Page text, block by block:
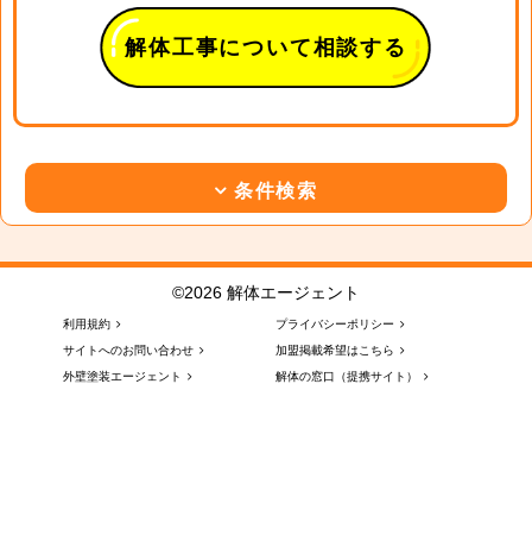
解体工事について相談する
条件検索
©2026 解体エージェント
利用規約
プライバシーポリシー
サイトへのお問い合わせ
加盟掲載希望はこちら
外壁塗装エージェント
解体の窓口（提携サイト）